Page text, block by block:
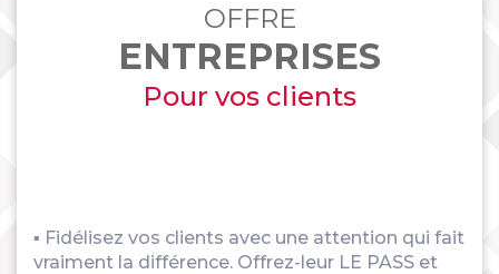
OFFRE
ENTREPRISES
Pour vos clients
▪ Fidélisez vos clients avec une attention qui fait
vraiment la différence. Offrez-leur LE PASS et